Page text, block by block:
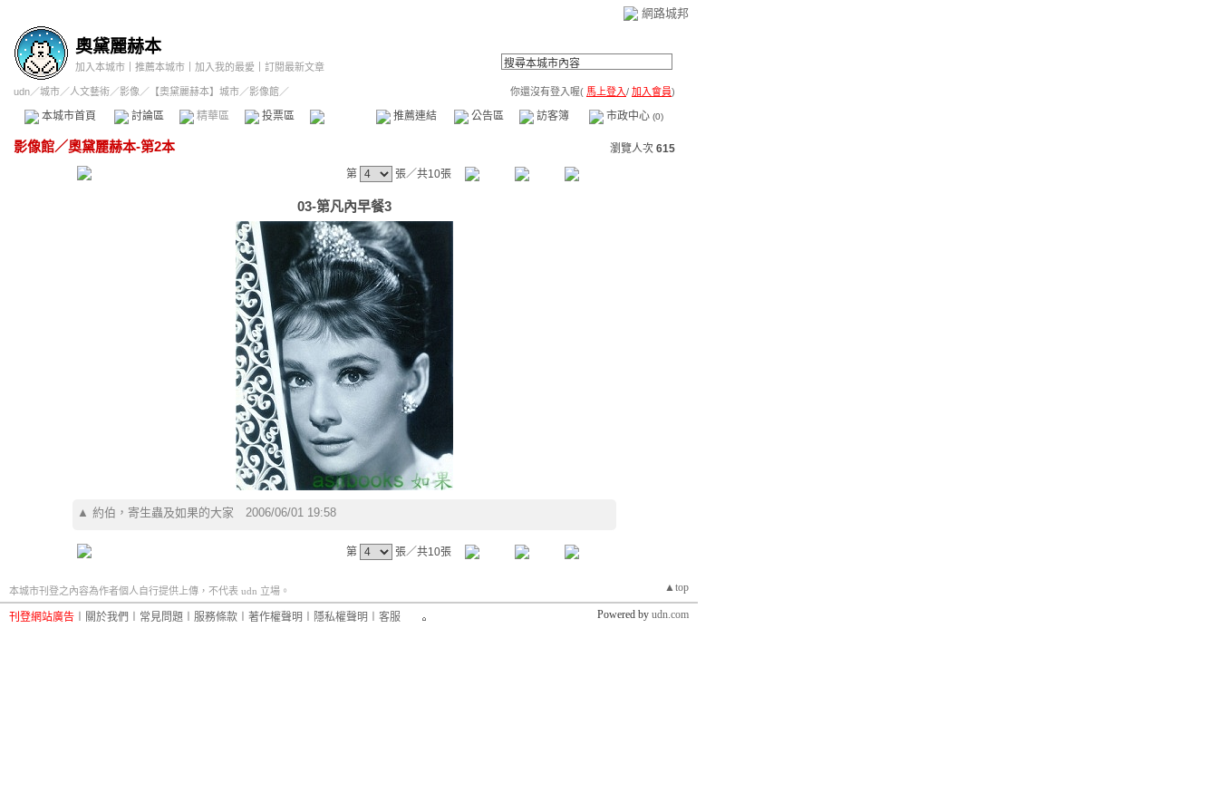
網路城邦
奧黛麗赫本
加入本城市 推薦本城市 加入我的最愛 訂閱最新文章
udn／城市／人文藝術／影像 ／ 【奧黛麗赫本】城市／影像館／ 你還沒有登入喔( 馬上登入/ 加入會員)
本城市首頁 討論區 精華區 投票區 影像館 推薦連結 公告區 訪客簿 市政中心 (0)
影像館／奧黛麗赫本-第2本 瀏覽人次 615
第
張／共10張
03-第凡內早餐3
▲ 約伯，寄生蟲及如果的大家 2006/06/01 19:58
第 張／共10張
▲top
本城市刊登之內容為作者個人自行提供上傳，不代表 udn 立場。
刊登網站廣告 關於我們 常見問題 服務條款 著作權聲明 隱私權聲明 客服 Powered by udn.com